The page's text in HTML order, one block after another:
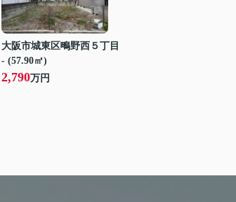
大阪市城東区鴫野西５丁目
- (57.90㎡)
2,790万円